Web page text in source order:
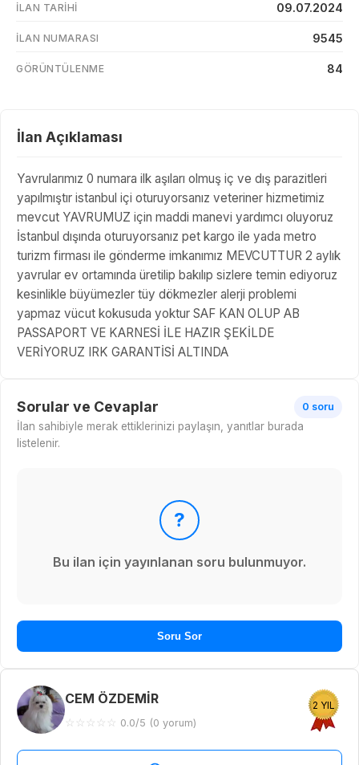
İLAN TARIHI 09.07.2024
İLAN NUMARASI 9545
GÖRÜNTÜLENME 84
İlan Açıklaması
Yavrularımız 0 numara ilk aşıları olmuş iç ve dış parazitleri
yapılmıştır istanbul içi oturuyorsanız veteriner hizmetimiz
mevcut YAVRUMUZ için maddi manevi yardımcı oluyoruz
İstanbul dışında oturuyorsanız pet kargo ile yada metro
turizm firması ile gönderme imkanımız MEVCUTTUR 2 aylık
yavrular ev ortamında üretilip bakılıp sizlere temin ediyoruz
kesinlikle büyümezler tüy dökmezler alerji problemi
yapmaz vücut kokusuda yoktur SAF KAN OLUP AB
PASSAPORT VE KARNESİ İLE HAZIR ŞEKİLDE
VERİYORUZ IRK GARANTİSİ ALTINDA
Sorular ve Cevaplar 0 soru
İlan sahibiyle merak ettiklerinizi paylaşın, yanıtlar burada
listelenir.
?
Bu ilan için yayınlanan soru bulunmuyor.
Soru Sor
CEM ÖZDEMİR
☆ ☆ ☆ ☆ ☆ 0.0/5 (0 yorum)
2 YIL